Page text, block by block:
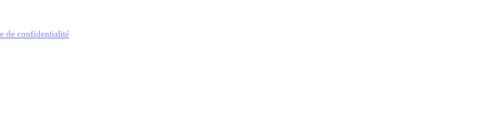
de confidentialité